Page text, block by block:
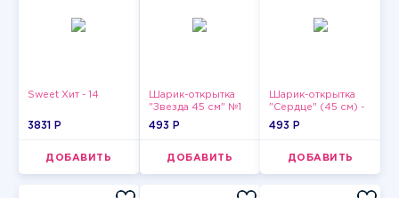
Sweet Хит - 14
3831 P
ДОБАВИТЬ
Шарик-открытка
"Звезда 45 см" №1
493 P
ДОБАВИТЬ
Шарик-открытка
"Сердце" (45 см) -
2
493 P
ДОБАВИТЬ